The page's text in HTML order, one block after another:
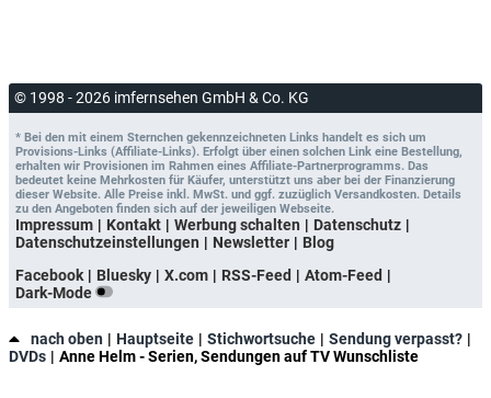
© 1998 - 2026 imfernsehen GmbH & Co. KG
* Bei den mit einem Sternchen gekennzeichneten Links handelt es sich um
Provisions-Links (Affiliate-Links). Erfolgt über einen solchen Link eine Bestellung,
erhalten wir Provisionen im Rahmen eines Affiliate-Partnerprogramms. Das
bedeutet keine Mehrkosten für Käufer, unterstützt uns aber bei der Finanzierung
dieser Website. Alle Preise inkl. MwSt. und ggf. zuzüglich Versandkosten. Details
zu den Angeboten finden sich auf der jeweiligen Webseite.
Impressum Kontakt Werbung schalten
Datenschutz
Datenschutzeinstellungen
Newsletter
Blog
Facebook
Bluesky X.com RSS-Feed
Atom-Feed
Dark-Mode
nach oben Hauptseite Stichwortsuche
Sendung verpasst?
DVDs
Anne Helm - Serien, Sendungen auf TV Wunschliste